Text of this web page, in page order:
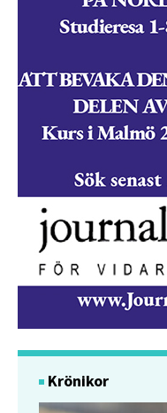
Krönikor